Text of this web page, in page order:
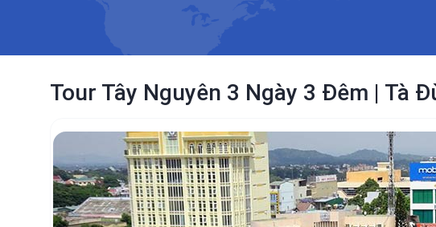
Tour Tây Nguyên 3 Ngày 3 Đêm | Tà